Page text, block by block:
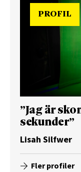
PROFIL
”Jag är
sekunder”
Lisah Silfwer
Fler profiler